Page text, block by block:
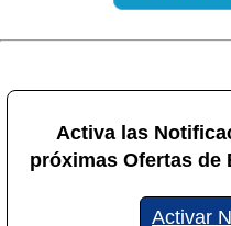
Activa las
próximas Ofertas de
Activar